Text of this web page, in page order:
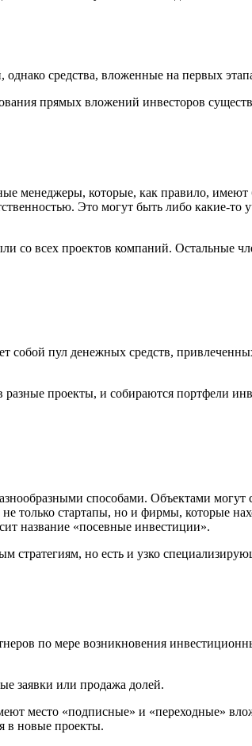
однако средства, вложенные на первых
прямых вложений инвесторов
менеджеры, которые, как правило,
Это могут быть либо
со всех проектов компаний. Остальные
собой пул денежных средств,
проекты, и собираются портфели
способами. Объектами
только стартапы, но и фирмы, которые
название «посевные инвестиции».
стратегиям, но есть и узко
по мере возникновения
заявки или продажа долей.
место «подписные» и «переходные»
в новые проекты.